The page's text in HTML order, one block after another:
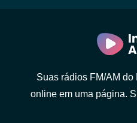
Suas rádios FM/AM do
online em uma página.